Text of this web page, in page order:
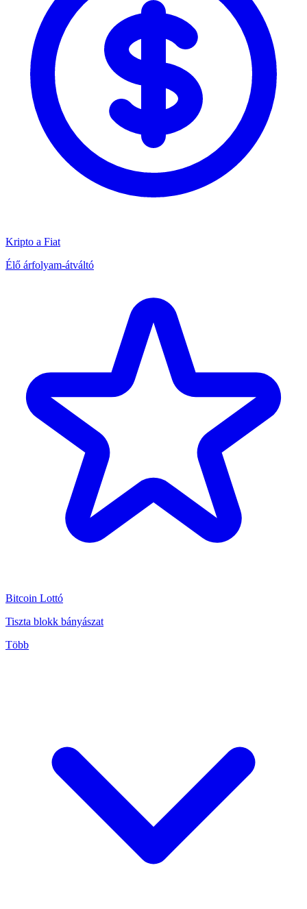
Kripto a Fiat
Élő árfolyam-átváltó
Bitcoin Lottó
Tiszta blokk bányászat
Több